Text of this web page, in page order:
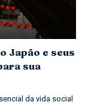
Japão e seus
sua
da vida social